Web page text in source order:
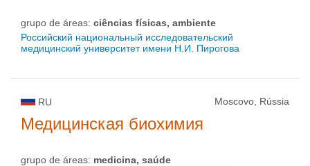
grupo de áreas: ciências físicas, ambiente
Российский национальный исследовательский
медицинский университет имени Н.И. Пирогова
RU Moscovo, Rússia
Медицинская биохимия
grupo de áreas: medicina, saúde